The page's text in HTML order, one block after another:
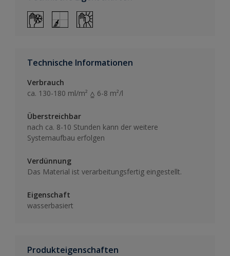
Technische Informationen
Verbrauch
ca. 130-180 ml/m² ⩠ 6-8 m²/l
Überstreichbar
nach ca. 8-10 Stunden kann der weitere
Systemaufbau erfolgen
Verdünnung
Das Material ist verarbeitungsfertig eingestellt.
Eigenschaft
wasserbasiert
Produkteigenschaften